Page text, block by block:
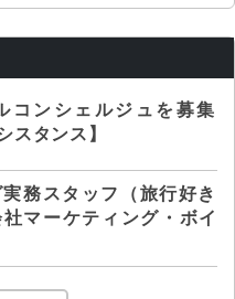
コンシェルジュを募集
スタンス】
務スタッフ（旅行好き
マーケティング・ボイ